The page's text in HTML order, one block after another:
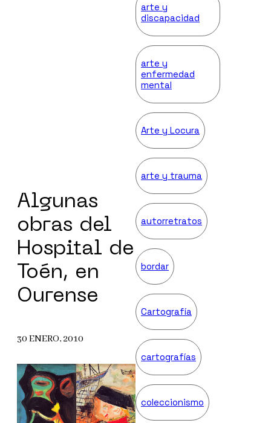
Algunas
obras del
Hospital de
Toén, en
Ourense
30 ENERO, 2010
arte y
discapacidad
arte y
enfermedad
mental
Arte y Locura
arte y trauma
autorretratos
bordar
Cartografía
cartografías
coleccionismo